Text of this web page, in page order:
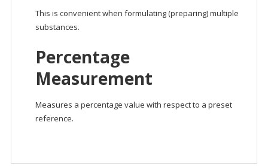
This is convenient when formulating (preparing) multiple
substances.
Percentage
Measurement
Measures a percentage value with respect to a preset
reference.